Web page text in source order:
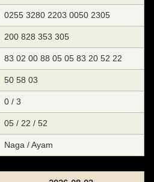
0255 3280 2203 0050 2305
200 828 353 305
83 02 00 88 05 05 83 20 52 22
50 58 03
0 / 3
05 / 22 / 52
Naga / Ayam